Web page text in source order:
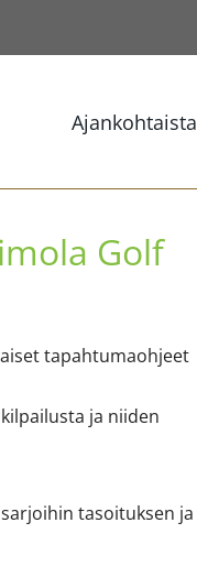
Ajankohtaista
Golf
tapahtumaohjeet
ja niiden
tasoituksen ja